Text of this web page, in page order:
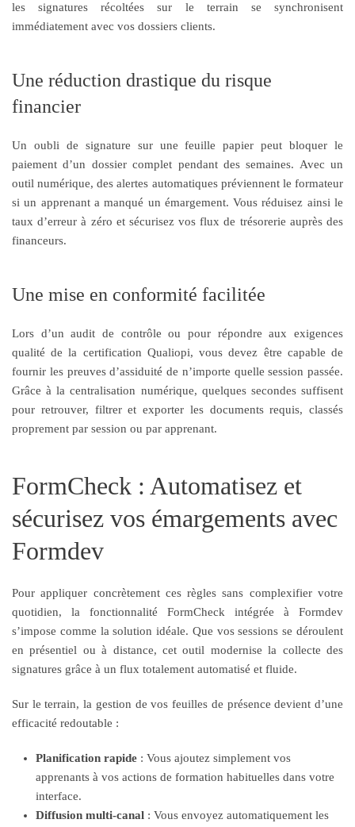
les signatures récoltées sur le terrain se synchronisent
immédiatement avec vos dossiers clients.
Une réduction drastique du risque
financier
Un oubli de signature sur une feuille papier peut bloquer le
paiement d’un dossier complet pendant des semaines. Avec un
outil numérique, des alertes automatiques préviennent le formateur
si un apprenant a manqué un émargement. Vous réduisez ainsi le
taux d’erreur à zéro et sécurisez vos flux de trésorerie auprès des
financeurs.
Une mise en conformité facilitée
Lors d’un audit de contrôle ou pour répondre aux exigences
qualité de la certification Qualiopi, vous devez être capable de
fournir les preuves d’assiduité de n’importe quelle session passée.
Grâce à la centralisation numérique, quelques secondes suffisent
pour retrouver, filtrer et exporter les documents requis, classés
proprement par session ou par apprenant.
FormCheck : Automatisez et
sécurisez vos émargements avec
Formdev
Pour appliquer concrètement ces règles sans complexifier votre
quotidien, la fonctionnalité FormCheck intégrée à Formdev
s’impose comme la solution idéale. Que vos sessions se déroulent
en présentiel ou à distance, cet outil modernise la collecte des
signatures grâce à un flux totalement automatisé et fluide.
Sur le terrain, la gestion de vos feuilles de présence devient d’une
efficacité redoutable :
Planification rapide : Vous ajoutez simplement vos
apprenants à vos actions de formation habituelles dans votre
interface.
Diffusion multi-canal : Vous envoyez automatiquement les